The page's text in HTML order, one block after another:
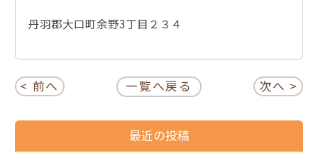
丹羽郡大口町余野3丁目２３４
< 前へ 一覧へ戻る 次へ >
最近の投稿